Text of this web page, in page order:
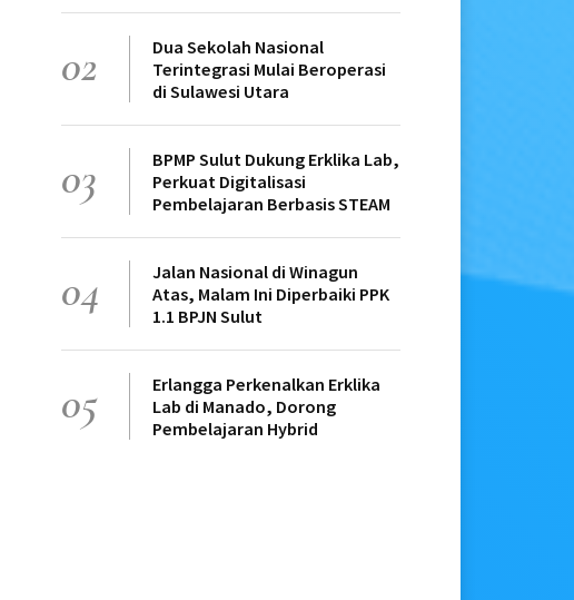
02
Dua Sekolah Nasional
Terintegrasi Mulai Beroperasi
di Sulawesi Utara
03
BPMP Sulut Dukung Erklika Lab,
Perkuat Digitalisasi
Pembelajaran Berbasis STEAM
04
Jalan Nasional di Winagun
Atas, Malam Ini Diperbaiki PPK
1.1 BPJN Sulut
05
Erlangga Perkenalkan Erklika
Lab di Manado, Dorong
Pembelajaran Hybrid